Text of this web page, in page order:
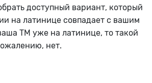
доступный вариант, который
на латинице совпадает с вашим
ТМ уже на латинице, то такой
нет.